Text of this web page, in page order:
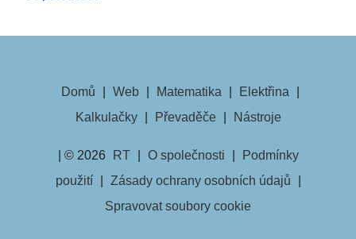
Domů Web Matematika Elektřina
Kalkulačky
Převaděče Nástroje
| © 2026 RT O společnosti
Podmínky
použití
Zásady ochrany osobních údajů
Spravovat soubory cookie